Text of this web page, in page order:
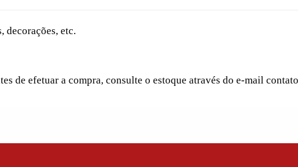
decorações, etc.
de efetuar a compra, consulte o estoque através do e-mail